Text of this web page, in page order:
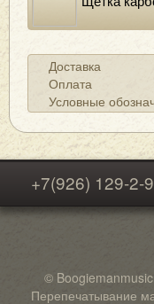
Доставка
Оплата
Условные
+7(926) 129-2-
©
Перепечатывание